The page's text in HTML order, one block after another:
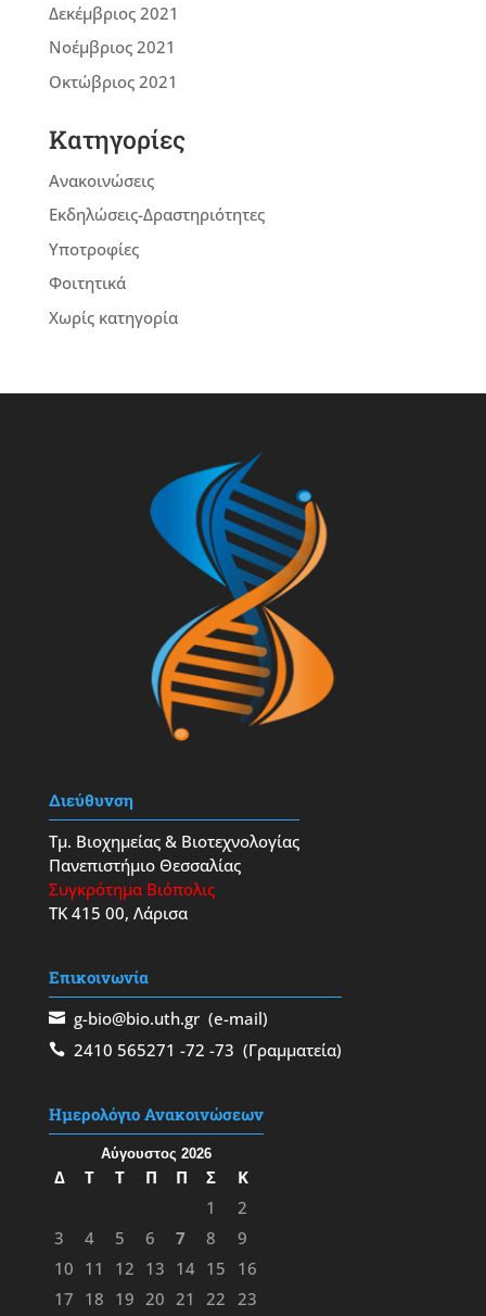
Δεκέμβριος 2021
Νοέμβριος 2021
Οκτώβριος 2021
Kατηγορίες
Ανακοινώσεις
Εκδηλώσεις-Δραστηριότητες
Υποτροφίες
Φοιτητικά
Χωρίς κατηγορία
Διεύθυνση
Τμ. Βιοχημείας & Βιοτεχνολογίας
Πανεπιστήμιο Θεσσαλίας
Συγκρότημα Βιόπολις
ΤΚ 415 00, Λάρισα
Επικοινωνία
g-bio@bio.uth.gr(e-mail)
2410 565271 -72 -73 (Γραμματεία)
Ημερολόγιο Ανακοινώσεων
Αύγουστος 2026
Δ Τ Τ Π Π Σ
Κ
1
2
3
4 5 6 7 8
9
10 11 12 13 14 15
16
17 18 19 20 21 22 23